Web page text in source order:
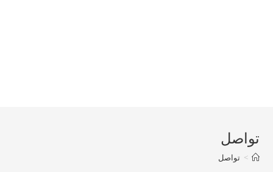
تواصل
> تواصل